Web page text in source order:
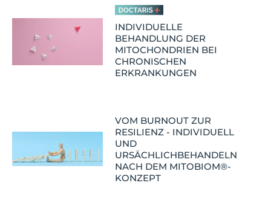
INDIVIDUELLE
BEHANDLUNG DER
MITOCHONDRIEN BEI
CHRONISCHEN
ERKRANKUNGEN
VOM BURNOUT ZUR
RESILIENZ - INDIVIDUELL
UND
URSÄCHLICHBEHANDELN
NACH DEM MITOBIOM®-
KONZEPT